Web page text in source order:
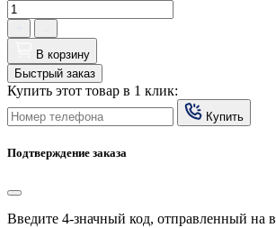
В корзину
Быстрый заказ
Купить этот товар в 1 клик:
Купить
Подтверждение заказа
Введите 4-значный код, отправленный на